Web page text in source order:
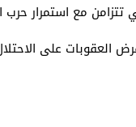
مع استمرار حرب
العقوبات على